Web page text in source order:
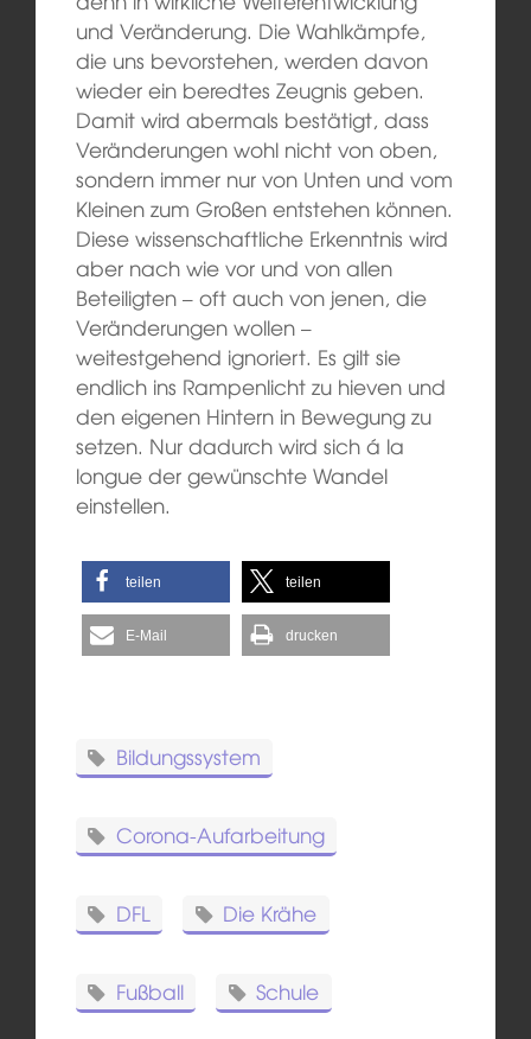
und Veränderung. Die Wahlkämpfe,
die uns bevorstehen, werden davon
wieder ein beredtes Zeugnis geben.
Damit wird abermals bestätigt, dass
Veränderungen wohl nicht von oben,
sondern immer nur von Unten und vom
Kleinen zum Großen entstehen können.
Diese wissenschaftliche Erkenntnis wird
aber nach wie vor und von allen
Beteiligten – oft auch von jenen, die
Veränderungen wollen –
weitestgehend ignoriert. Es gilt sie
endlich ins Rampenlicht zu hieven und
den eigenen Hintern in Bewegung zu
setzen. Nur dadurch wird sich á la
longue der gewünschte Wandel
einstellen.
teilen teilen
E-Mail drucken
Bildungssystem
Corona-Aufarbeitung
DFL Die Krähe
Fußball Schule